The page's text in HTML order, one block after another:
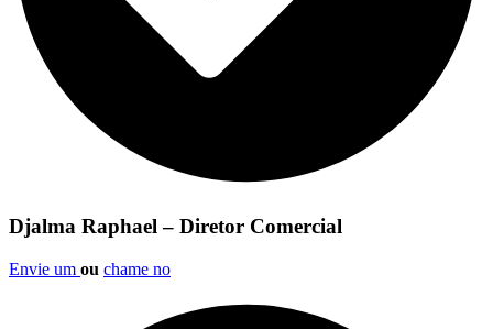
Djalma Raphael – Diretor Comercial
Envie um ou chame no